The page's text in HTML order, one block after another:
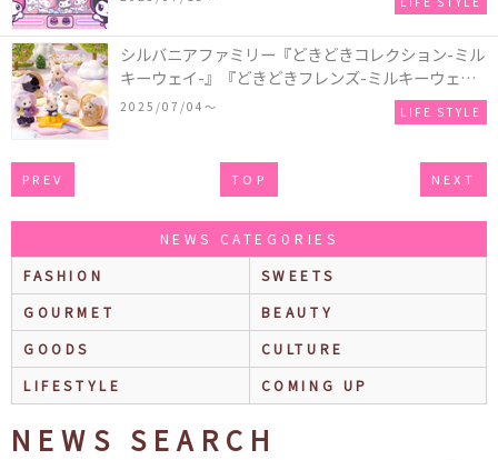
がSHIBUYA TSUTAYAにて期間限定で開催！
シルバニアファミリー『どきどきコレクション-ミル
キーウェイ-』『どきどきフレンズ-ミルキーウェ
イ-』が新登場！月や星をイメージした衣装が可愛い
2025/07/04〜 LIFE STYLE
PREV TOP NEXT
NEWS CATEGORIES
FASHION
SWEETS
GOURMET
BEAUTY
GOODS
CULTURE
LIFESTYLE
COMING UP
NEWS SEARCH